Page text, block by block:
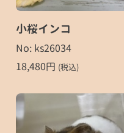
小桜インコ
No: ks26034
18,480円 (税込)